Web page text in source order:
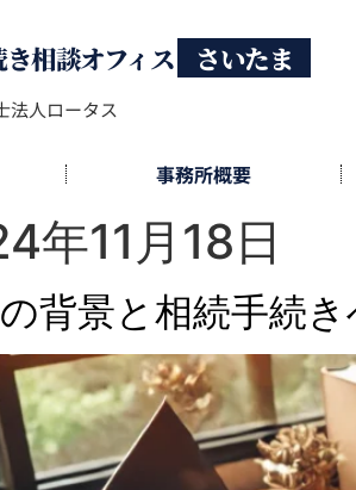
相談オフィス さいたま
法人ロータス
事務所概要
年11月18日
背景と相続手続